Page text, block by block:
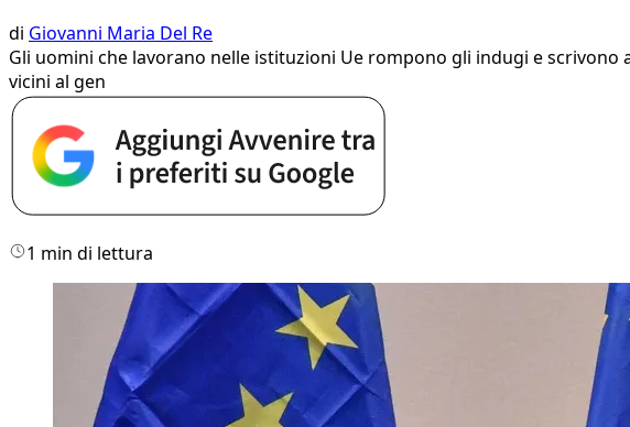
di Giovanni Maria Del Re
Gli uomini che lavorano nelle istituzioni Ue rompono gli indugi e scrivono
vicini al gen
1 min di lettura